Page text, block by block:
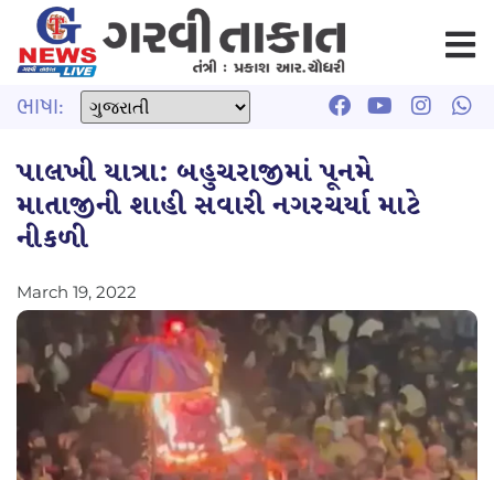
ભાષા:
પાલખી યાત્રા: બહુચરાજીમાં પૂનમે
માતાજીની શાહી સવારી નગરચર્યા માટે
નીકળી
March 19, 2022